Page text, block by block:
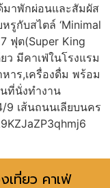
มาพักผ่อนและสัมผัส
รูกับสไตล์ ‘Minimal
ฟุต(Super King
ว มีคาเฟ่ในโรงแรม
าร,เครื่องดื่ม พร้อม
ที่นั่งทำงาน
9 เส้นถนนเลียบนคร
เที่ยว คาเฟ่